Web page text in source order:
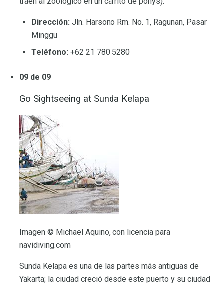
Dirección: Jln. Harsono Rm. No. 1, Ragunan, Pasar
Minggu
Teléfono: +62 21 780 5280
09 de 09
Go Sightseeing at Sunda Kelapa
Imagen © Michael Aquino, con licencia para
navidiving.com
Sunda Kelapa es una de las partes más antiguas de
Yakarta; la ciudad creció desde este puerto y su ciudad